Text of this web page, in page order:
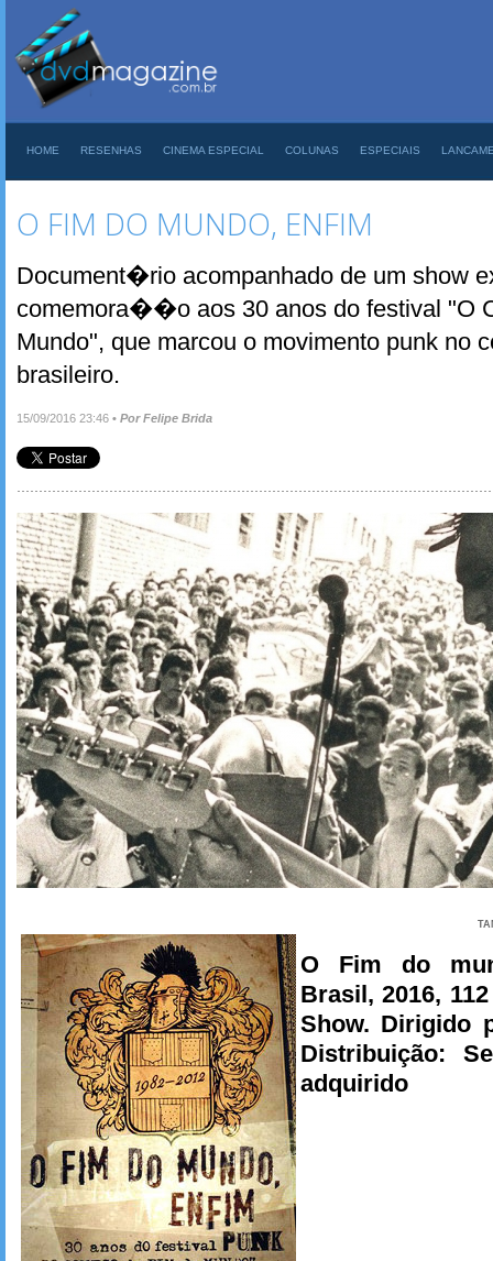
HOME RESENHAS CINEMA ESPECIAL COLUNAS ESPECIAIS
O FIM DO MUNDO, ENFIM
Document�rio acompanhado de um show
comemora��o aos 30 anos do festival "O
Mundo", que marcou o movimento punk no
brasileiro.
15/09/2016 23:46 • Por Felipe Brida
O Fim do
Brasil, 2016,
Show. Dirigido
Distribuição: